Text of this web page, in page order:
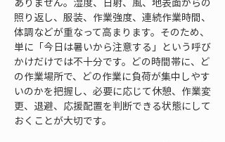
照り返し、服装、作業強度、連続作業時間、
体調などが重なって高まります。そのため、
単に「今日は暑いから注意する」という呼び
かけだけでは不十分です。どの時間帯に、ど
の作業場所で、どの作業に負荷が集中しやす
いのかを把握し、必要に応じて休憩、作業変
更、退避、応援配置を判断できる状態にして
おくことが大切です。